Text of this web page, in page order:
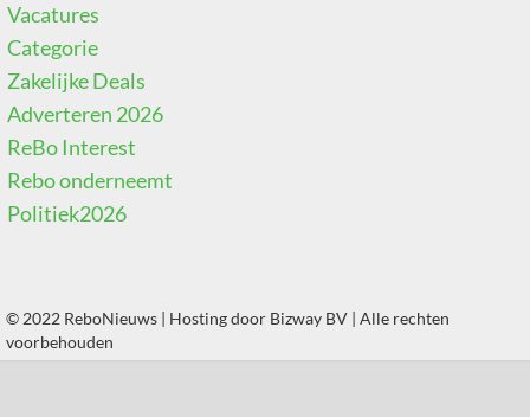
Vacatures
Categorie
Zakelijke Deals
Adverteren 2026
ReBo Interest
Rebo onderneemt
Politiek2026
© 2022 ReboNieuws | Hosting door Bizway BV | Alle rechten
voorbehouden